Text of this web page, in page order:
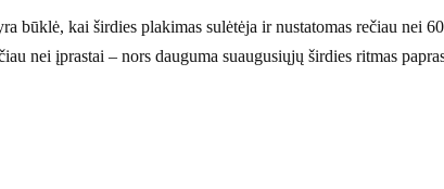
būklė, kai širdies plakimas sulėtėja ir nustatomas rečiau nei
nei įprastai – nors dauguma suaugusiųjų širdies ritmas